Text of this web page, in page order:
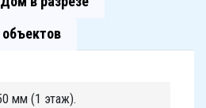
мм (1 этаж).